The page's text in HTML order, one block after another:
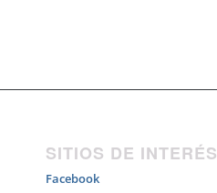
SITIOS DE INTERÉS
Facebook